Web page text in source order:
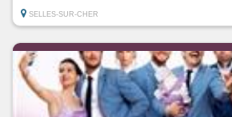
SELLES-SUR-CHER